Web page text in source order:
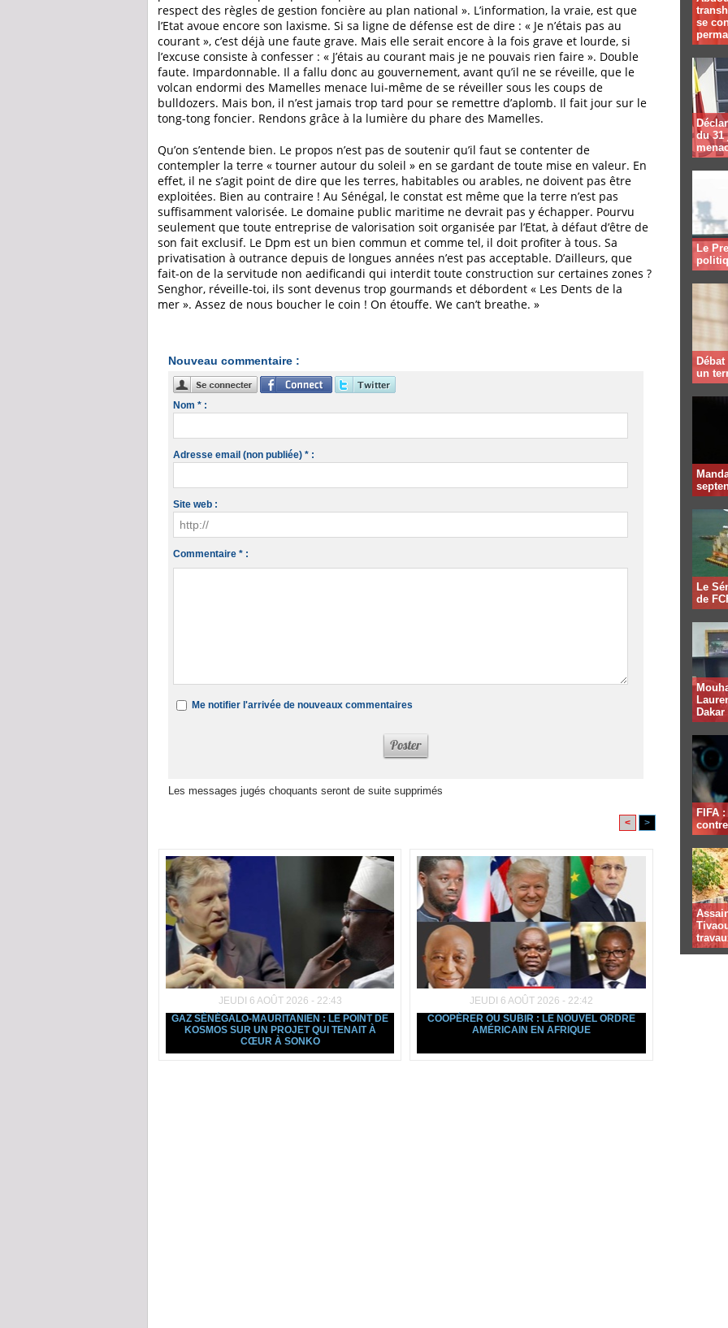
respect des règles de gestion foncière au plan national ». L’information, la vraie, est que
l’Etat avoue encore son laxisme. Si sa ligne de défense est de dire : « Je n’étais pas au
courant », c’est déjà une faute grave. Mais elle serait encore à la fois grave et lourde, si
l’excuse consiste à confesser : « J’étais au courant mais je ne pouvais rien faire ». Double
faute. Impardonnable. Il a fallu donc au gouvernement, avant qu’il ne se réveille, que le
volcan endormi des Mamelles menace lui-même de se réveiller sous les coups de
bulldozers. Mais bon, il n’est jamais trop tard pour se remettre d’aplomb. Il fait jour sur le
tong-tong foncier. Rendons grâce à la lumière du phare des Mamelles.
Qu’on s’entende bien. Le propos n’est pas de soutenir qu’il faut se contenter de
contempler la terre « tourner autour du soleil » en se gardant de toute mise en valeur. En
effet, il ne s’agit point de dire que les terres, habitables ou arables, ne doivent pas être
exploitées. Bien au contraire ! Au Sénégal, le constat est même que la terre n’est pas
suffisamment valorisée. Le domaine public maritime ne devrait pas y échapper. Pourvu
seulement que toute entreprise de valorisation soit organisée par l’Etat, à défaut d’être de
son fait exclusif. Le Dpm est un bien commun et comme tel, il doit profiter à tous. Sa
privatisation à outrance depuis de longues années n’est pas acceptable. D’ailleurs, que
fait-on de la servitude non aedificandi qui interdit toute construction sur certaines zones ?
Senghor, réveille-toi, ils sont devenus trop gourmands et débordent « Les Dents de la
mer ». Assez de nous boucher le coin ! On étouffe. We can’t breathe. »
Nouveau commentaire :
Nom * :
Adresse email (non publiée) * :
Site web :
Commentaire * :
Me notifier l'arrivée de nouveaux commentaires
Les messages jugés choquants seront de suite supprimés
< >
JEUDI 6 AOÛT 2026 - 22:43
GAZ SÉNÉGALO-MAURITANIEN : LE POINT DE
KOSMOS SUR UN PROJET QUI TENAIT À
CŒUR À SONKO
JEUDI 6 AOÛT 2026 - 22:42
COOPÉRER OU SUBIR : LE NOUVEL ORDRE
AMÉRICAIN EN AFRIQUE
se
du 31
Le
un
Le
de
Dakar
FIFA